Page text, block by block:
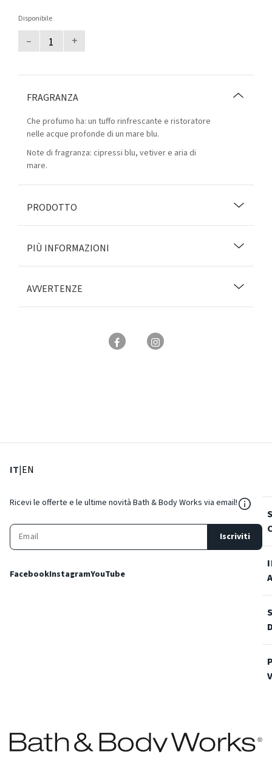
Disponibile
– +
FRAGRANZA
Che profumo ha: un tuffo rinfrescante e ristoratore
nelle acque profonde di un mare blu.
Note di fragranza: cipressi blu, vetiver e aria di
mare.
PRODOTTO
PIÙ INFORMAZIONI
AVVERTENZE
IT: Lingua corrente
|EN
Ricevi le offerte e le ultime novità Bath & Body Works via email!
Iscriviti
FacebookInstagramYouTube